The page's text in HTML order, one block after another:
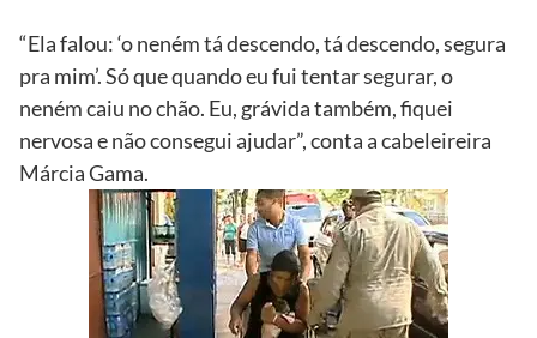
“Ela falou: ‘o neném tá descendo, tá descendo, segura
pra mim’. Só que quando eu fui tentar segurar, o
neném caiu no chão. Eu, grávida também, fiquei
nervosa e não consegui ajudar”, conta a cabeleireira
Márcia Gama.